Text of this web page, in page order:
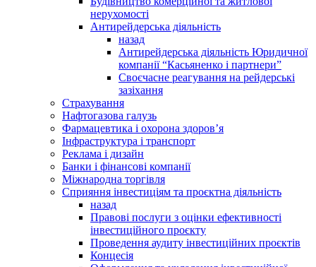
нерухомості
Антирейдерська діяльність
назад
Антирейдерська діяльність Юридичної
компанії “Касьяненко і партнери”
Своєчасне реагування на рейдерські
зазіхання
Страхування
Нафтогазова галузь
Фармацевтика і охорона здоров’я
Інфраструктура і транспорт
Реклама і дизайн
Банки і фінансові компанії
Міжнародна торгівля
Сприяння інвестиціям та проєктна діяльність
назад
Правові послуги з оцінки ефективності
інвестиційного проєкту
Проведення аудиту інвестиційних проєктів
Концесія